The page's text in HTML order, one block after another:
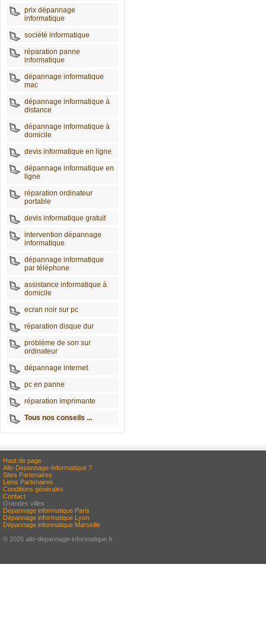
prix dépannage
informatique
société informatique
réparation panne
informatique
dépannage informatique
mac
dépannage informatique à
distance
dépannage informatique à
domicile
devis informatique en ligne
dépannage informatique en
ligne
réparation ordinateur
portable
devis informatique gratuit
intervention dépannage
informatique
dépannage informatique
par téléphone
assistance informatique à
domicile
ecran noir sur pc
réparation disque dur
problème de son sur
ordinateur
dépannage internet
pc en panne
réparation imprimante
Tous nos conseils ...
Haut de page
Allo-Depannage-Informatique ?
Sites Partenaires
Liens Partenaires
Conditions générales
Contact
Grandes villes :
Dépannage informatique Paris
Dépannage informatique Lyon
Dépannage informatique Marseille
© 2026 allo-depannage-informatique.fr